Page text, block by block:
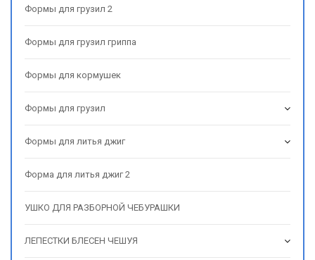
Формы для грузил 2
Формы для грузил гриппа
Формы для кормушек
Формы для грузил
Формы для литья джиг
Форма для литья джиг 2
УШКО ДЛЯ РАЗБОРНОЙ ЧЕБУРАШКИ
ЛЕПЕСТКИ БЛЕСЕН ЧЕШУЯ